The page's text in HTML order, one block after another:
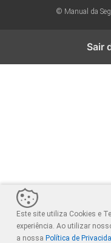
© Manual da
Este site utiliza Cookies e
experiência. Ao utilizar
a nossa Política de
Sair